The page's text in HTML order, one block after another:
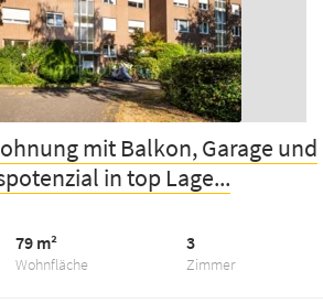
mit Balkon, Garage und
in top Lage...
Wohnfläche
79 m²
Zimmer
3